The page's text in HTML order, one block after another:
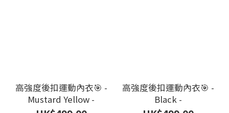
高強度後扣運動內衣🎯 -
Mustard Yellow -
高強度後扣運動內衣🎯 -
Black -